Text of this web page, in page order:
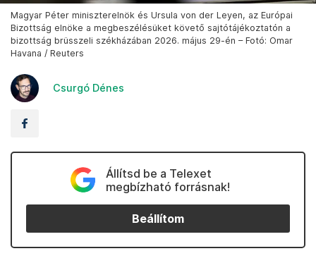
Magyar Péter miniszterelnök és Ursula von der Leyen, az Európai
Bizottság elnöke a megbeszélésüket követő sajtótájékoztatón a
bizottság brüsszeli székházában 2026. május 29-én – Fotó: Omar
Havana / Reuters
Csurgó Dénes
Állítsd be a Telexet
megbízható forrásnak!
Beállítom